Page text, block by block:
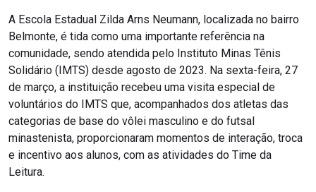
A Escola Estadual Zilda Arns Neumann, localizada no bairro
Belmonte, é tida como uma importante referência na
comunidade, sendo atendida pelo Instituto Minas Tênis
Solidário (IMTS) desde agosto de 2023. Na sexta-feira, 27
de março, a instituição recebeu uma visita especial de
voluntários do IMTS que, acompanhados dos atletas das
categorias de base do vôlei masculino e do futsal
minastenista, proporcionaram momentos de interação, troca
e incentivo aos alunos, com as atividades do Time da
Leitura.